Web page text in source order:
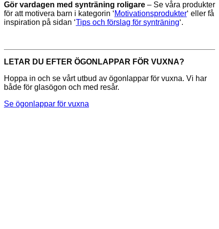
Gör vardagen med synträning roligare – Se våra produkter
för att motivera barn i kategorin ‘Motivationsprodukter‘ eller få
inspiration på sidan ‘Tips och förslag för synträning‘.
LETAR DU EFTER ÖGONLAPPAR FÖR VUXNA?
Hoppa in och se vårt utbud av ögonlappar för vuxna. Vi har
både för glasögon och med resår.
Se ögonlappar för vuxna